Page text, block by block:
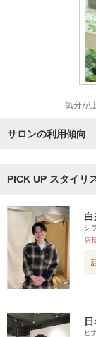
気分が
サロンの利用傾向
PICK UP スタイリ
シ
店
ヒ